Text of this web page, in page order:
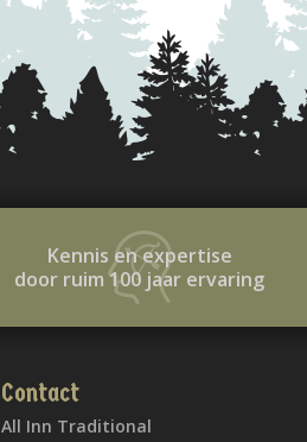
Kennis en expertise
door ruim 100 jaar ervaring
Contact
All Inn Traditional